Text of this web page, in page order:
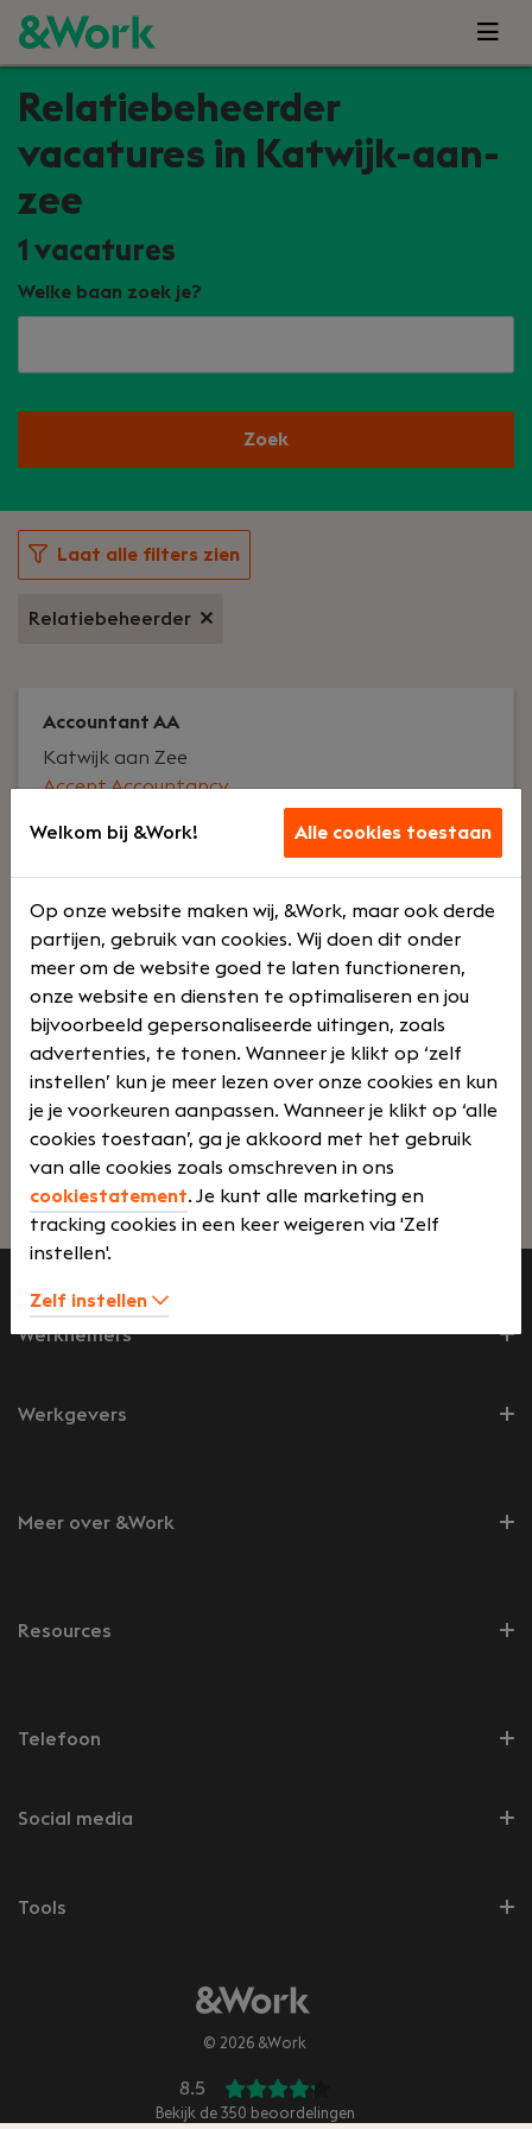
Relatiebeheerder
vacatures in Katwijk-aan-
zee
1 vacatures
Welke baan zoek je?
Zoek
Laat alle filters zien
Relatiebeheerder
Accountant AA
Accent Accountancy
Katwijk aan Zee
Voltijd
€ 5000 - €
8000
Jouw rol:Als Accountant AA ben je
verantwoordelijk en aanspreekpunt voor relaties
in de MKB praktijk. Signaleert
adviesmogelijkheden, geeft daar zelf uitvoering
aan of koppelt die aan adviseurs binnen het
kantoor. Tevens zelfstandig uitbreidden van de
cliëntenportefeuille. Uitvoering geven aan het
gedelegeerde takenpakket van het
accountantsteam voor wat betreft de
verantwoordelijkheid voor een afgebakende
cliëntenportefeuille op het gebied van
accountancy en administratieve dienstverlening.
Lees verder>
Werknemers
Werkgevers
Meer over &Work
Resources
Telefoon
Social media
Tools
© 2026 &Work
8.5
Bekijk de 350 beoordelingen
Welkom bij &Work! Alle cookies toestaan
Op onze website maken wij, &Work, maar ook derde
partijen, gebruik van cookies. Wij doen dit onder
meer om de website goed te laten functioneren,
onze website en diensten te optimaliseren en jou
bijvoorbeeld gepersonaliseerde uitingen, zoals
advertenties, te tonen. Wanneer je klikt op ‘zelf
instellen’ kun je meer lezen over onze cookies en kun
je je voorkeuren aanpassen. Wanneer je klikt op ‘alle
cookies toestaan’, ga je akkoord met het gebruik
van alle cookies zoals omschreven in ons
cookiestatement. Je kunt alle marketing en
tracking cookies in een keer weigeren via 'Zelf
instellen'.
Zelf instellen